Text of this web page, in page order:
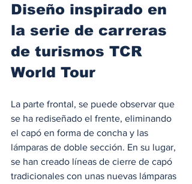
Diseño inspirado en
la serie de carreras
de turismos TCR
World Tour
La parte frontal, se puede observar que
se ha rediseñado el frente, eliminando
el capó en forma de concha y las
lámparas de doble sección. En su lugar,
se han creado líneas de cierre de capó
tradicionales con unas nuevas lámparas